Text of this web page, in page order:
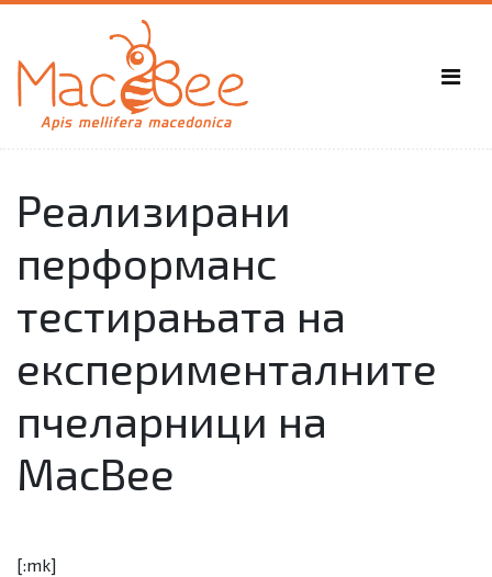
Реализирани
перформанс
тестирањата на
експерименталните
пчеларници на
MacBee
[:mk]